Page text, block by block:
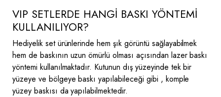
VIP SETLERDE HANGİ BASKI YÖNTEMİ
KULLANILIYOR?
Hediyelik set ürünlerinde hem şık görüntü sağlayabilmek
hem de baskının uzun ömürlü olması açısından lazer baskı
yöntemi kullanılmaktadır. Kutunun dış yüzeyinde tek bir
yüzeye ve bölgeye baskı yapılabileceği gibi , komple
yüzey baskısı da yapılabilmektedir.